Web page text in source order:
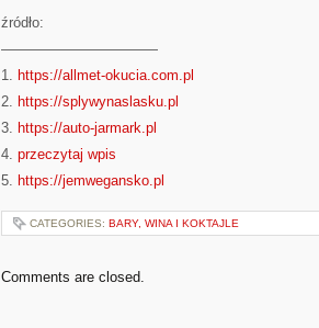
źródło:
———————————
1. https://allmet-okucia.com.pl
2. https://splywynaslasku.pl
3. https://auto-jarmark.pl
4. przeczytaj wpis
5. https://jemwegansko.pl
CATEGORIES: BARY, WINA I KOKTAJLE
Comments are closed.